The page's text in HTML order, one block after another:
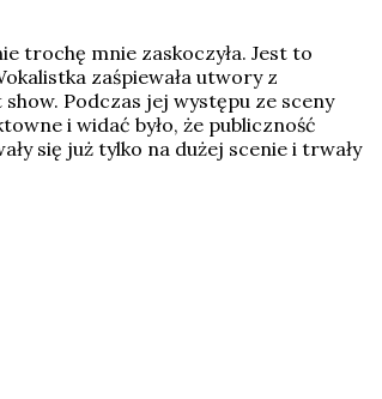
trochę mnie zaskoczyła. Jest to
zaśpiewała utwory z
Podczas jej występu ze sceny
i widać było, że publiczność
się już tylko na dużej scenie i trwały